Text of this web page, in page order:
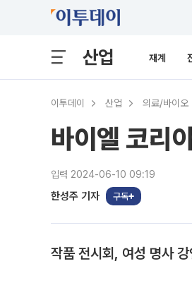
산업 재계
이투데이 산업 의료/바이오
바이엘 코리
입력 2024-06-10 09:19
한성주 기자 구독
작품 전시회, 여성 명사